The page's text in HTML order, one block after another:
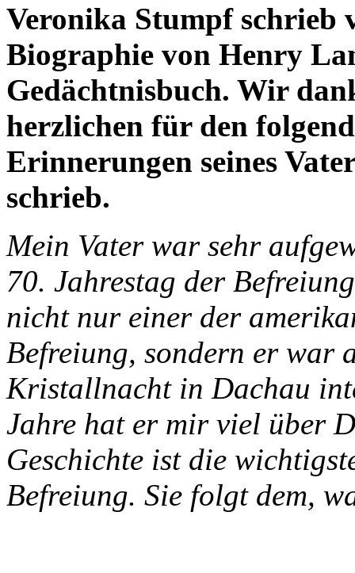
Veronika Stumpf schrieb
Biographie von Henry
Gedächtnisbuch. Wir
herzlichen für den
Erinnerungen seines
schrieb.
Mein Vater war sehr
70. Jahrestag der
nicht nur einer der
Befreiung, sondern er war
Kristallnacht in Dachau
Jahre hat er mir viel über
Geschichte ist die
Befreiung. Sie folgt dem,